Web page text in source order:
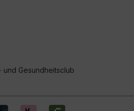
und Gesundheitsclub